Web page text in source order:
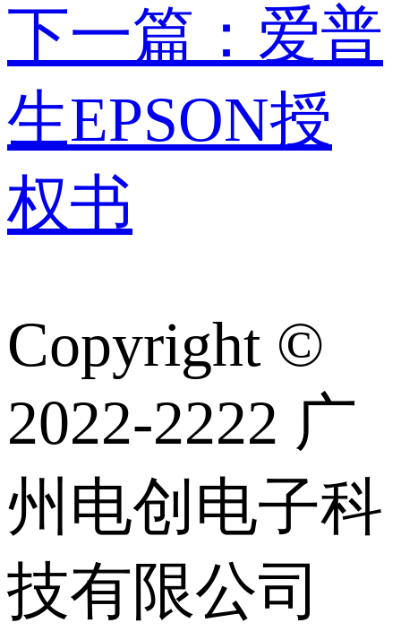
下一篇：爱普
生EPSON授
权书
Copyright ©
2022-2222 广
州电创电子科
技有限公司